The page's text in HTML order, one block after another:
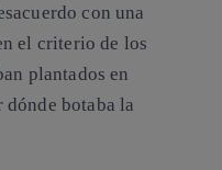
con una
el criterio de los
plantados en
botaba la